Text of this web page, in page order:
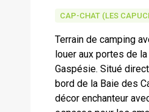
CAP-CHAT (LES
Terrain de camping
louer aux portes de
Gaspésie. Situé
bord de la Baie des
décor enchanteur